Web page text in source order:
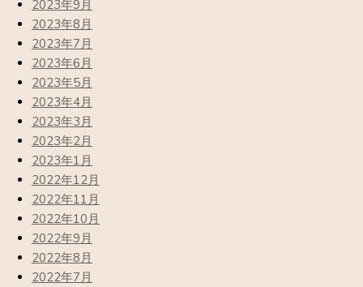
2023年9月
2023年8月
2023年7月
2023年6月
2023年5月
2023年4月
2023年3月
2023年2月
2023年1月
2022年12月
2022年11月
2022年10月
2022年9月
2022年8月
2022年7月